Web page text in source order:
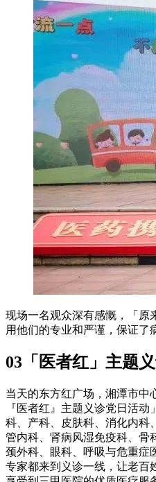
现场一名观众深有感慨，「原
用他们的专业和严谨，保证了
03「医者红」主题
当天的东方红广场，湘潭市中
『医者红』主题义诊党日活
科、产科、皮肤科、消化内科
管内科、肾病风湿免疫科、骨
颈外科、眼科、呼吸与危重症
专家都来到义诊一线，让老百